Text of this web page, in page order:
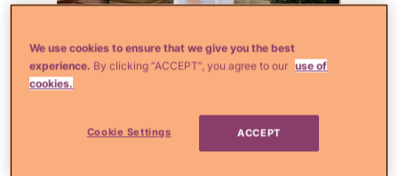
JLo/Instagram
We use cookies to ensure that we give you the best
experience. By clicking “ACCEPT”, you agree to our use of
cookies.
Cookie Settings ACCEPT